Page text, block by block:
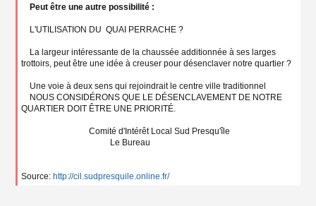
Peut être une autre possibilité :
L'UTILISATION DU QUAI PERRACHE ?
La largeur intéressante de la chaussée additionnée à ses larges
trottoirs, peut être une idée à creuser pour désenclaver notre quartier ?
Une voie à deux sens qui rejoindrait le centre ville traditionnel
NOUS CONSIDÉRONS QUE LE DÉSENCLAVEMENT DE NOTRE
QUARTIER DOIT ÊTRE UNE PRIORITÉ.
Comité d'Intérêt Local Sud Presqu'île
Le Bureau
Source: http://cil.sudpresquile.online.fr/